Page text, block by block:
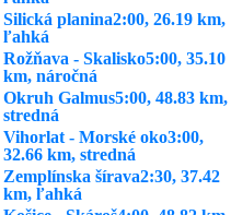
Silická planina2:00, 26.19 km,
ľahká
Rožňava - Skalisko5:00, 35.10
km, náročná
Okruh Galmus5:00, 48.83 km,
stredná
Vihorlat - Morské oko3:00,
32.66 km, stredná
Zemplínska šírava2:30, 37.42
km, ľahká